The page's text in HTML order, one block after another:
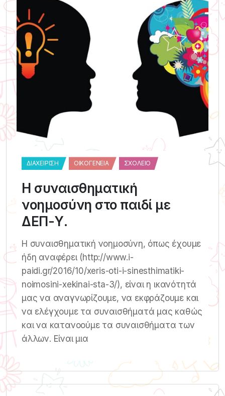
ΔΙΑΧΕΊΡΙΣΗ ΟΙΚΟΓΈΝΕΙΑ ΣΧΟΛΕΊΟ
Η συναισθηματική
νοημοσύνη στο παιδί με
ΔΕΠ-Υ.
Η συναισθηματική νοημοσύνη, όπως έχουμε
ήδη αναφέρει (http://www.i-
paidi.gr/2016/10/xeris-oti-i-sinesthimatiki-
noimosini-xekinai-sta-3/), είναι η ικανότητά
μας να αναγνωρίζουμε, να εκφράζουμε και
να ελέγχουμε τα συναισθήματά μας καθώς
και να κατανοούμε τα συναισθήματα των
άλλων. Είναι μια